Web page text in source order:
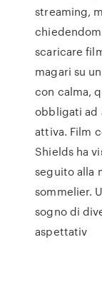
streaming,
scaricare
magari su
con calma,
obbligati ad
attiva. Film
Shields ha
seguito alla
sommelier.
sogno di
aspettativ